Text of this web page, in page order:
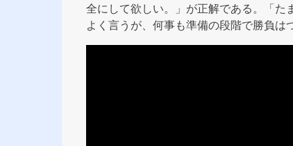
全にして欲しい。」が正解である。「た
よく言うが、何事も準備の段階で勝負は